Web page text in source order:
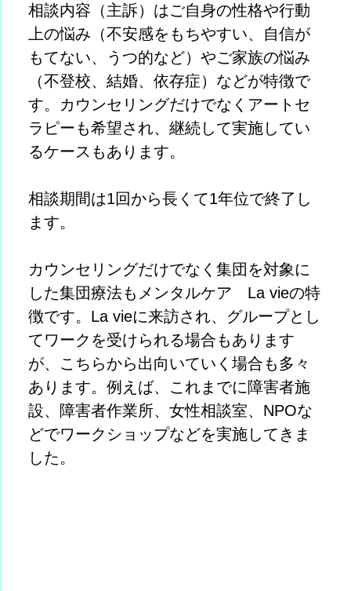
相談内容（主訴）はご自身の性格や行動
上の悩み（不安感をもちやすい、自信が
もてない、うつ的など）やご家族の悩み
（不登校、結婚、依存症）などが特徴で
す。カウンセリングだけでなくアートセ
ラピーも希望され、継続して実施してい
るケースもあります。
相談期間は1回から長くて1年位で終了し
ます。
カウンセリングだけでなく集団を対象に
した集団療法もメンタルケア La vieの特
徴です。La vieに来訪され、グループとし
てワークを受けられる場合もあります
が、こちらから出向いていく場合も多々
あります。例えば、これまでに障害者施
設、障害者作業所、女性相談室、NPOな
どでワークショップなどを実施してきま
した。